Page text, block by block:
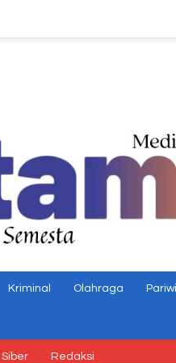
Kriminal Olahraga
Redaksi